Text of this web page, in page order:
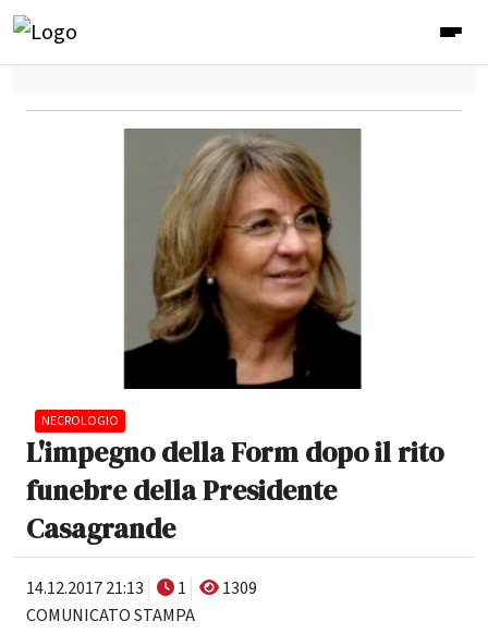
NECROLOGIO
L'impegno della Form dopo il rito
funebre della Presidente
Casagrande
14.12.2017 21:13 1
1309
COMUNICATO STAMPA